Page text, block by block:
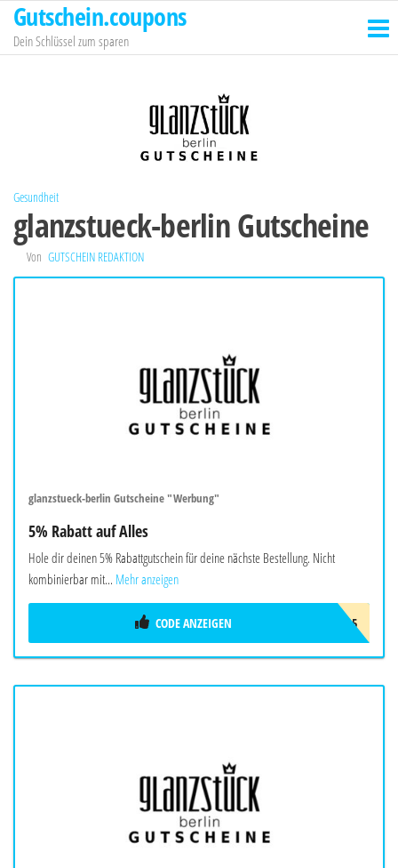
Zum
Inhalt
springen
Gutschein.coupons
Dein Schlüssel zum sparen
Gesundheit
glanzstueck-berlin Gutscheine
Von GUTSCHEIN REDAKTION
glanzstueck-berlin Gutscheine "Werbung"
5% Rabatt auf Alles
Hole dir deinen 5% Rabattgutschein für deine nächste Bestellung. Nicht
kombinierbar mit... Mehr anzeigen
SPAR5
CODE ANZEIGEN